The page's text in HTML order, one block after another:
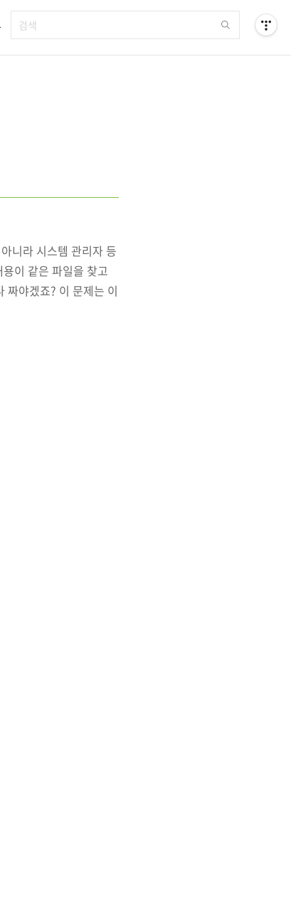
니라 시스템 관리자 등
이 같은 파일을 찾고
짜야겠죠? 이 문제는 이